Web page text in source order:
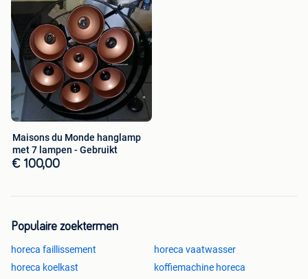
Maisons du Monde hanglamp
met 7 lampen - Gebruikt
€ 100,00
Populaire zoektermen
horeca faillissement
horeca vaatwasser
horeca koelkast
koffiemachine horeca